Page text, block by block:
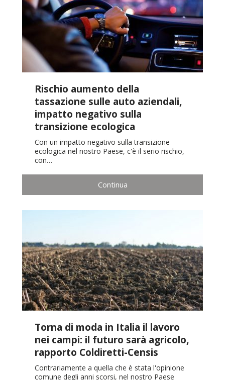
Rischio aumento della
tassazione sulle auto aziendali,
impatto negativo sulla
transizione ecologica
Con un impatto negativo sulla transizione
ecologica nel nostro Paese, c'è il serio rischio,
con…
Continua
Torna di moda in Italia il lavoro
nei campi: il futuro sarà agricolo,
rapporto Coldiretti-Censis
Contrariamente a quella che è stata l'opinione
comune degli anni scorsi, nel nostro Paese